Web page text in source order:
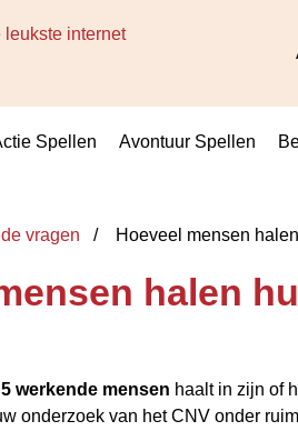
Spellen Avontuur Spellen
vragen Hoeveel mensen
halen
werkende mensen haalt in zijn of
onderzoek van het CNV onder